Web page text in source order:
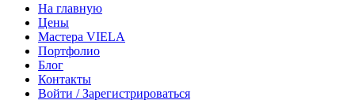
На главную
Цены
Мастера VIELA
Портфолио
Блог
Контакты
Войти / Зарегистрироваться